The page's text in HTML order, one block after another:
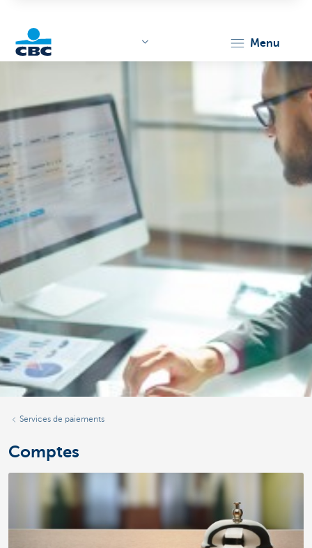
Corporate
menu
Services de paiements
Comptes